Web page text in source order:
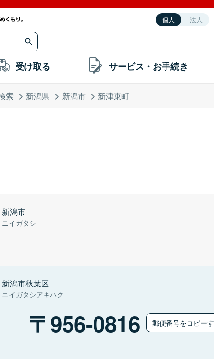
個人 法人
受け取る サービス・お手続き
索 新潟県 新潟市 新津東町
新潟市
ニイガタシ
新潟市秋葉区
ニイガタシアキハク
956-0816 郵便番号をコピー